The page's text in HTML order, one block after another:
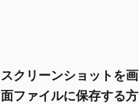
スクリーンショットを画
面ファイルに保存する方